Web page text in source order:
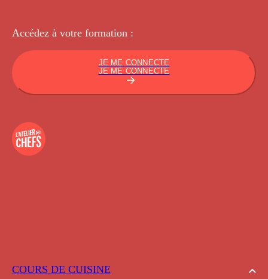
COURS DE CUISINE
Accédez à votre formation :
JE ME CONNECTE
JE ME CONNECTE